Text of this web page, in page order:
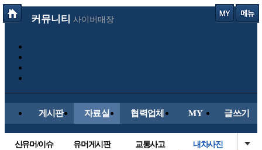
커뮤니티 사이버매장
게시판 자료실 협력업체 MY 글쓰기
신유머/이슈 유머게시판 교통사고 내차사진